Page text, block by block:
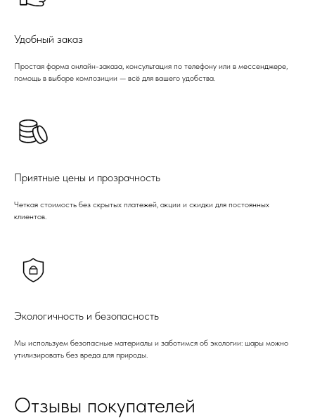
Удобный заказ
Простая форма онлайн-заказа, консультация по телефону или в мессенджере,
помощь в выборе композиции — всё для вашего удобства.
Приятные цены и прозрачность
Четкая стоимость без скрытых платежей, акции и скидки для постоянных
клиентов.
Экологичность и безопасность
Мы используем безопасные материалы и заботимся об экологии: шары можно
утилизировать без вреда для природы.
Отзывы покупателей